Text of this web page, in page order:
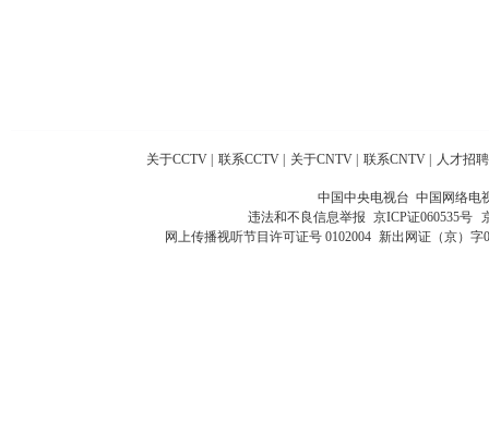
关于CCTV 联系CCTV 关于CNTV 联系CNTV 人才招聘
中国中央电视台 中国网络电
违法和不良信息举报 京ICP证060535号
网上传播视听节目许可证号 0102004 新出网证（京）